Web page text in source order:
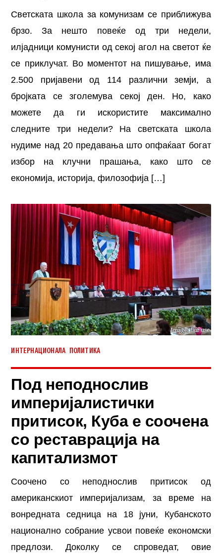
Светската школа за комунизам се приближува
брзо. За нешто повеќе од три недели,
илјадници комунисти од секој агол на светот ќе
се приклучат. Во моментот на пишување, има
2.500 пријавени од 114 различни земји, а
бројката се зголемува секој ден. Но, како
можете да ги искористите максимално
следните три недели? На светската школа
нудиме над 20 предавања што опфаќаат богат
избор на клучни прашања, како што се
економија, историја, филозофија […]
ИНТЕРНАЦИОНАЛА ПОЛИТИКА
Под неподнослив
империјалистички
притисок, Куба е соочена
со реставрација на
капитализмот
Соочено со неподнослив притисок од
американскиот империјализам, за време на
вонредната седница на 18 јуни, Кубанското
национално собрание усвои повеќе економски
предлози. Доколку се спроведат, овие